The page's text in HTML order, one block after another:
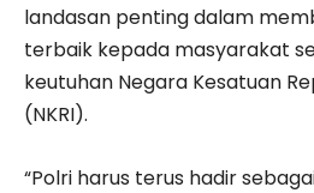
landasan penting dalam
terbaik kepada masyarakat
keutuhan Negara Kesatuan
(NKRI).
“Polri harus terus hadir